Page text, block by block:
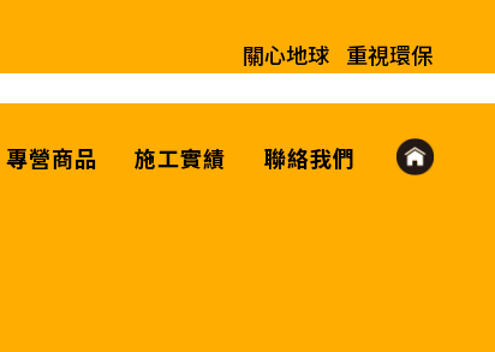
關心地球 重視環保
專營商品 施工實績 聯絡我們